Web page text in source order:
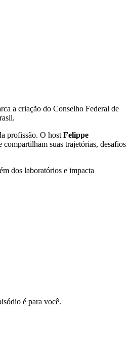
a criação do Conselho Federal de
profissão. O host Felippe
compartilham suas trajetórias, desafios
dos laboratórios e impacta
é para você.